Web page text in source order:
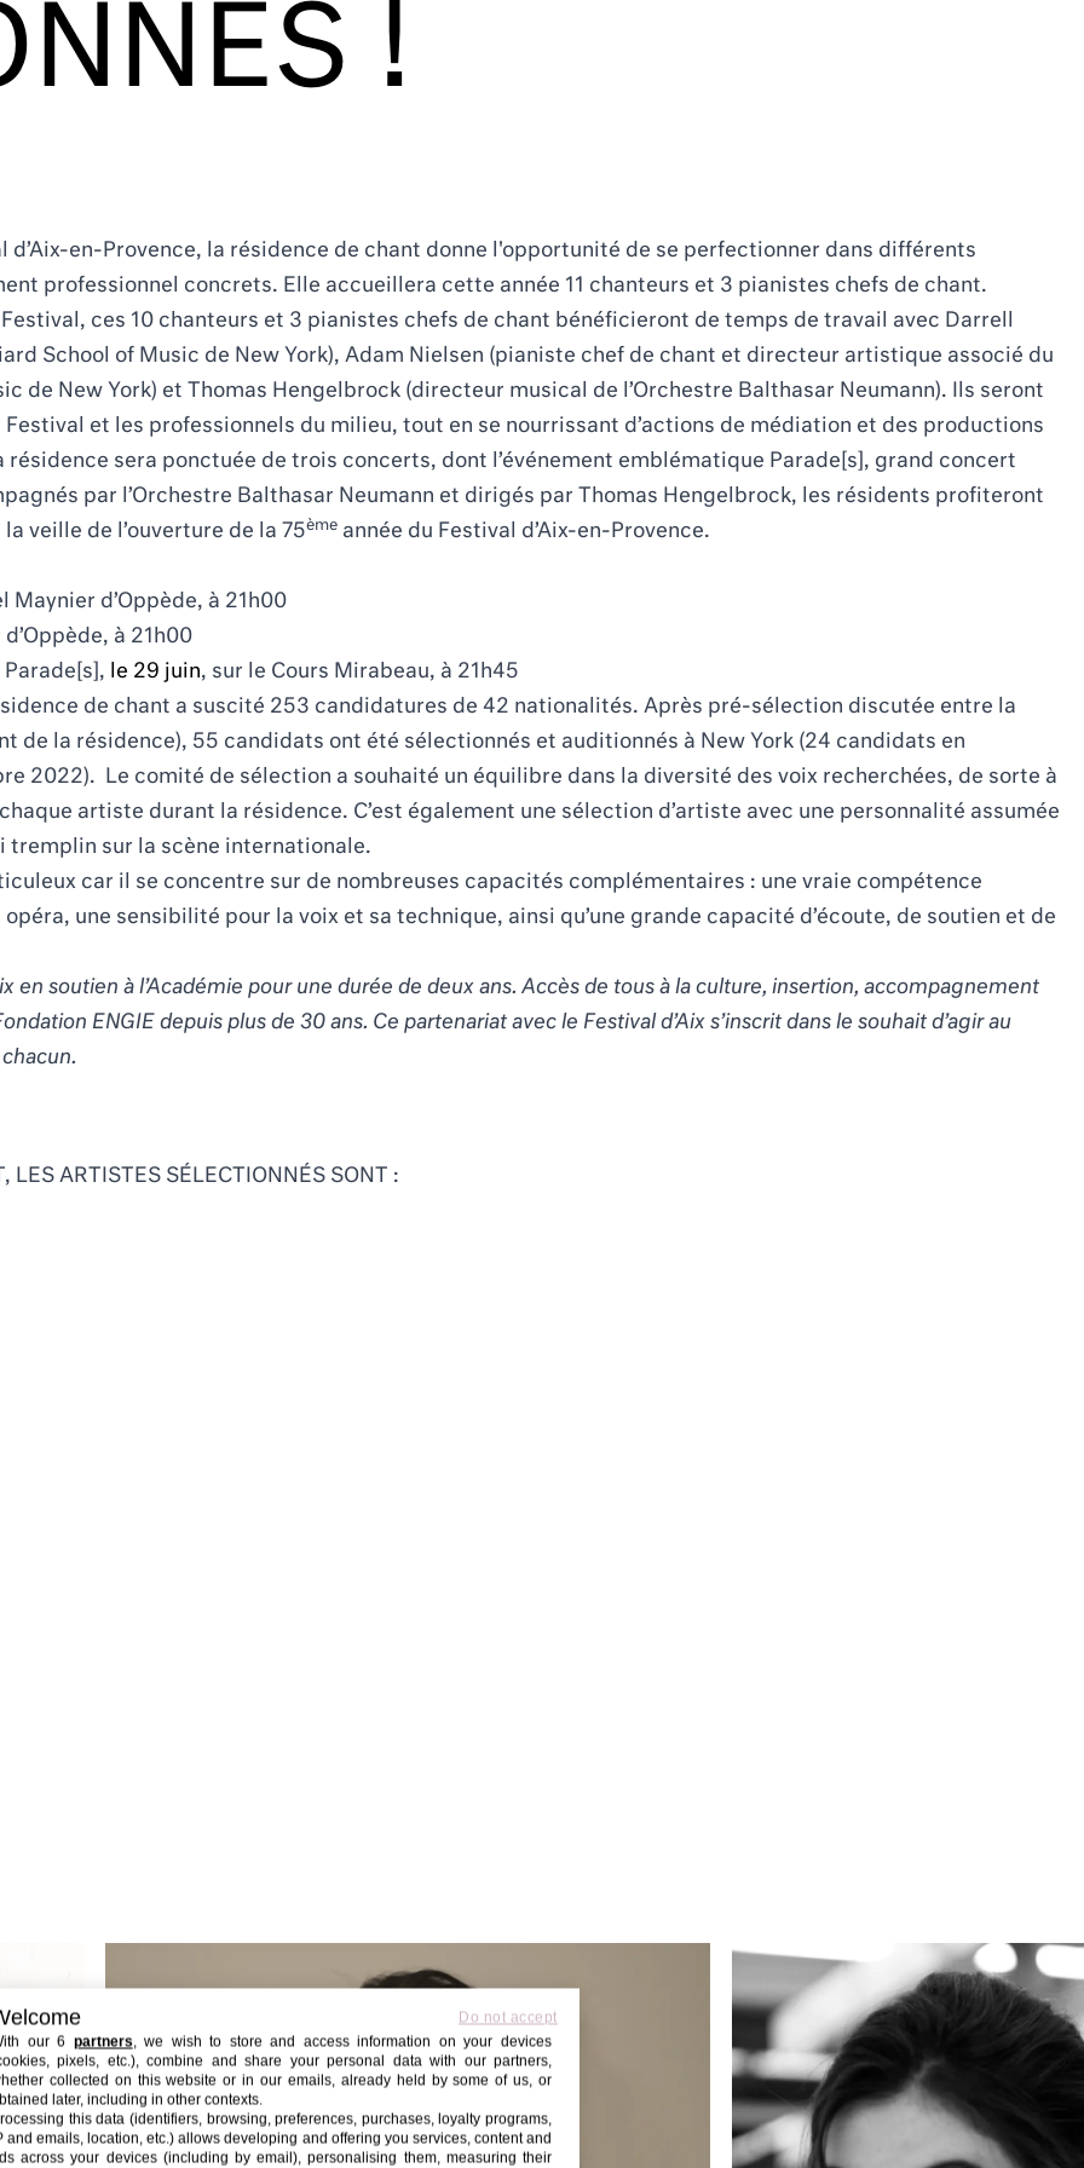
!
en-Provence, la résidence de chant donne l'opportunité de se perfectionner dans différents
professionnel concrets. Elle accueillera cette année 11 chanteurs et 3 pianistes chefs de chant.
ces 10 chanteurs et 3 pianistes chefs de chant bénéficieront de temps de travail avec Darrell
School of Music de New York), Adam Nielsen (pianiste chef de chant et directeur artistique associé du
de New York) et Thomas Hengelbrock (directeur musical de l’Orchestre Balthasar Neumann). Ils seront
et les professionnels du milieu, tout en se nourrissant d’actions de médiation et des productions
sera ponctuée de trois concerts, dont l’événement emblématique Parade[s], grand concert
par l’Orchestre Balthasar Neumann et dirigés par Thomas Hengelbrock, les résidents profiteront
veille de l’ouverture de la 75èmeannée du Festival d’Aix-en-Provence.
Maynier d’Oppède, à 21h00
à 21h00
[s], le 29 juin, sur le Cours Mirabeau, à 21h45
de chant a suscité 253 candidatures de 42 nationalités. Après pré-sélection discutée entre la
de la résidence), 55 candidats ont été sélectionnés et auditionnés à New York (24 candidats en
2022). Le comité de sélection a souhaité un équilibre dans la diversité des voix recherchées, de sorte à
artiste durant la résidence. C’est également une sélection d’artiste avec une personnalité assumée
tremplin sur la scène internationale.
car il se concentre sur de nombreuses capacités complémentaires : une vraie compétence
une sensibilité pour la voix et sa technique, ainsi qu’une grande capacité d’écoute, de soutien et de
en soutien à l’Académie pour une durée de deux ans. Accès de tous à la culture, insertion, accompagnement
ENGIE depuis plus de 30 ans. Ce partenariat avec le Festival d’Aix s’inscrit dans le souhait d’agir au
.
LES ARTISTES SÉLECTIONNÉS SONT :
Do not accept
our 6 partners, we wish to store and access information on your devices
pixels, etc.), combine and share your personal data with our partners,
collected on this website or in our emails, already held by some of us, or
later, including in other contexts.
this data (identifiers, browsing, preferences, purchases, loyalty programs,
and emails, location, etc.) allows developing and offering you services, content and
across your devices (including by email), personalising them, measuring their